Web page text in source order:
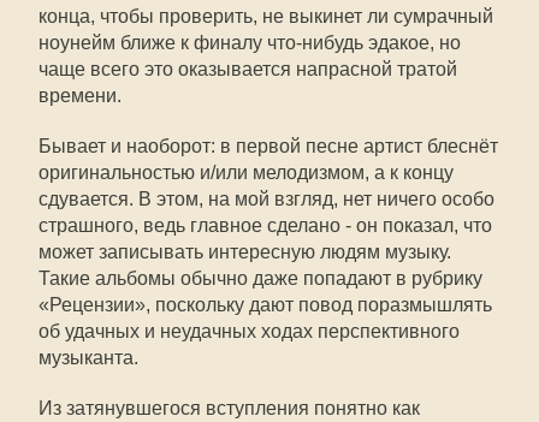
конца, чтобы проверить, не выкинет ли сумрачный
ноунейм ближе к финалу что-нибудь эдакое, но
чаще всего это оказывается напрасной тратой
времени.
Бывает и наоборот: в первой песне артист блеснёт
оригинальностью и/или мелодизмом, а к концу
сдувается. В этом, на мой взгляд, нет ничего особо
страшного, ведь главное сделано - он показал, что
может записывать интересную людям музыку.
Такие альбомы обычно даже попадают в рубрику
«Рецензии», поскольку дают повод поразмышлять
об удачных и неудачных ходах перспективного
музыканта.
Из затянувшегося вступления понятно как